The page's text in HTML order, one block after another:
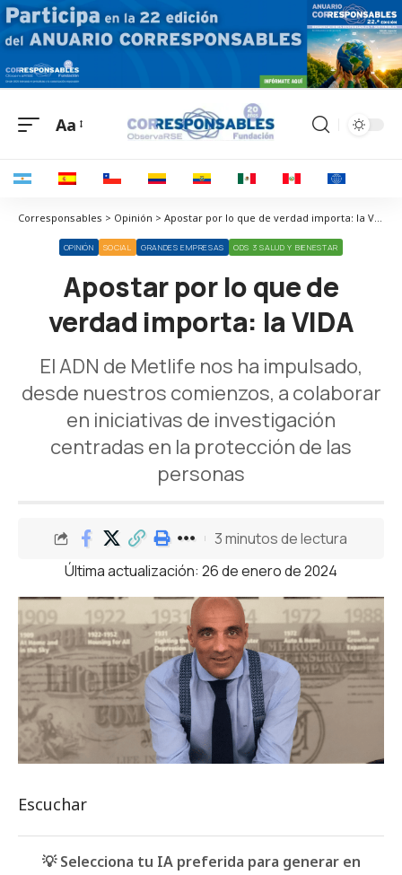
Aa
Corresponsables > Opinión > Apostar por lo que de verdad importa: la VIDA
OPINIÓN SOCIAL GRANDES EMPRESAS ODS 3 SALUD Y BIENESTAR
Apostar por lo que de
verdad importa: la VIDA
El ADN de Metlife nos ha impulsado,
desde nuestros comienzos, a colaborar
en iniciativas de investigación
centradas en la protección de las
personas
Última actualización: 26 de enero de 2024
3 minutos de lectura
Escuchar
💡 Selecciona tu IA preferida para generar en